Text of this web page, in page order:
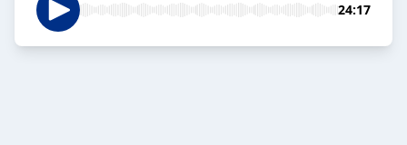
24:17